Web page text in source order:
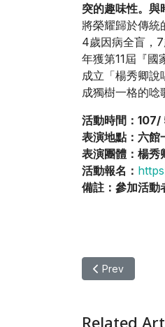
突的趣味性。與
將榮耀歸於傳統
4歲因病全盲，
年獲第11屆『
成立「楊秀卿說
成獨樹一格的唸
活動時間 ： 107/
表演地點：六館
表演團體：楊秀
活動報名：
備註：參加活動
Previous
Prev
Related